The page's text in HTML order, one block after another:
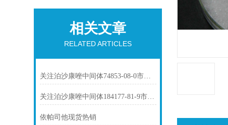
相关文章
RELATED ARTICLES
关注泊沙康唑中间体74853-08-0市场动态
关注泊沙康唑中间体184177-81-9市场动态
依帕司他现货热销